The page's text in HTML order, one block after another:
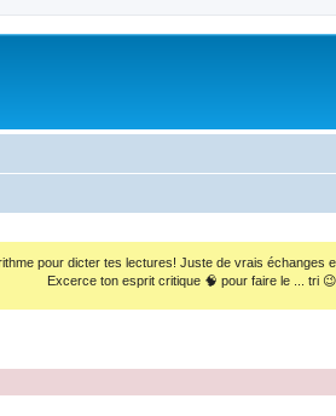
pour dicter tes lectures! Juste de vrais échanges
Excerce ton esprit critique 🧠 pour faire le ... tri 😉.